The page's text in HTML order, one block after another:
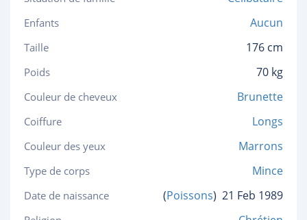
Enfants Aucun
Taille 176 cm
Poids 70 kg
Couleur de cheveux Brunette
Coiffure Longs
Couleur des yeux Marrons
Type de corps Mince
Date de naissance (Poissons) 21 Feb 1989